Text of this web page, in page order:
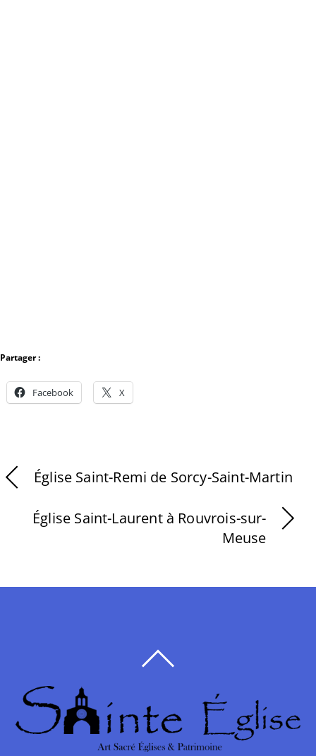
Partager :
Facebook X
Église Saint-Remi de Sorcy-Saint-Martin
Église Saint-Laurent à Rouvrois-sur-
Meuse